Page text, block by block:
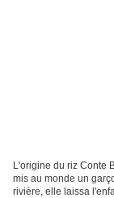
L'origine du riz Conte
mis au monde un
rivière, elle laissa